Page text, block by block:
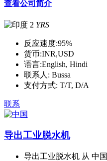
查看公司简介
2 YRS
反应速度:95%
货币:INR,USD
语言:English, Hindi
联系人: Bussa
支付方式: T/T, D/A
联系
导出工业脱水机
导出工业脱水机 从 中国